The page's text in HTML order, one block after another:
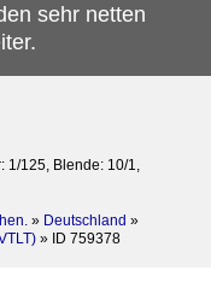
sehr netten
1/125, Blende: 10/1,
» Deutschland »
» ID 759378